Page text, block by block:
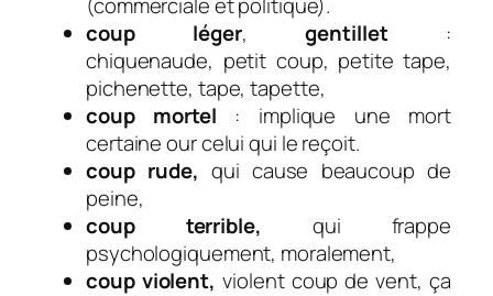
(commerciale et politique).
coup léger,gentillet:
chiquenaude, petit coup, petite tape,
pichenette, tape,tapette,
coup mortel : implique une mort
certaine our celui qui le reçoit.
coup rude, qui cause beaucoup de
peine,
coup terrible, qui frappe
psychologiquement, moralement,
coup violent,violent coup de vent, ça